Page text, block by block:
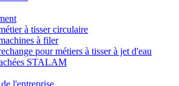
à tisser circulaire
à filer
pour métiers à tisser à jet d'eau
STALAM
l'entreprise